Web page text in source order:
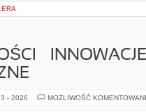
– INNOWACJE
- 2026 MOŻLIWOŚĆ